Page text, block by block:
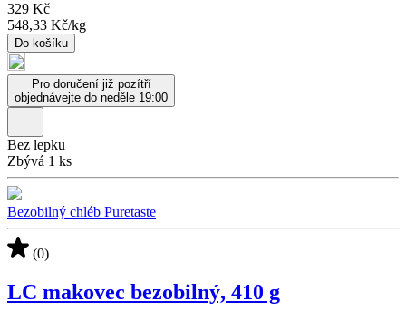
329 Kč
548,33 Kč/kg
Do košíku
Pro doručení již pozítří
objednávejte do neděle 19:00
Bez lepku
Zbývá 1 ks
Bezobilný chléb Puretaste
(0)
LC makovec bezobilný, 410 g